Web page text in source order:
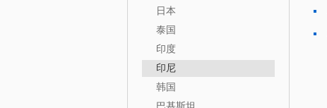
日本
泰国
印度
印尼
韩国